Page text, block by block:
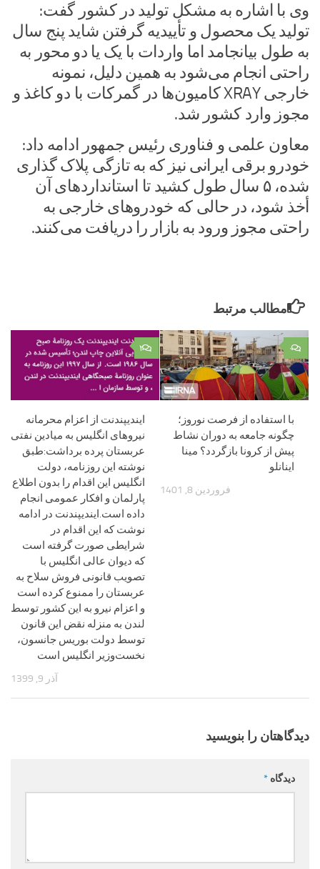
وی با اشاره به مشکل تولید در کشور گفت:
تولید یک محصول و تأییدیه گرفتن شاید پنج سال
به طول بیانجامد اما واردات با یک یا دو محور به
راحتی انجام می‌شود به همین دلیل، نمونه
خارجی XRAY کامیون‌ها در گمرکات با دو کاغذ و
مجوز وارد کشور شد.
معاون علمی و فناوری رئیس جمهور ادامه داد:
خودرو برقی ایرانی نیز که به تازگی پلاک گذاری
شده، ۵ سال طول کشید تا استانداردهای آن
أخذ شود، در حالی که خودروهای خارجی به
راحتی مجوز ورود به بازار را دریافت می‌کنند.
مطالب مرتبط
۲
ایندیپندنت از اعزام محرمانه
نیروهای انگلیس به میادین نفتی
عربستان پرده برداشت:طبق
نوشته این روزنامه، دولت
انگلیس این اقدام را بدون اطلاع
پارلمان و افکار عمومی انجام
داده است.ایندیپندنت در ادامه
نوشت که این اقدام در
شرایطی صورت گرفته است
که دیوان عالی انگلیس با
تصویب قانونی فروش سلاح به
عربستان را ممنوع کرده است
و اعزام نیرو به این کشور توسط
لندن به منزله نقض این قانون
توسط دولت بوریس جانسون،
نخست‌وزیر انگلیس است
آذر 9, 1399
۰
با استفاده از فرصت نوروز؛
چگونه جامعه به دوران نشاط
پیش از کرونا بازگردد؟ مینا
اینانلو
فروردین 8, 1401
دیدگاهتان را بنویسید
دیدگاه *